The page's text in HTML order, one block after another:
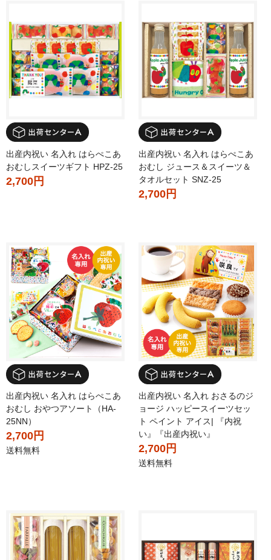
出産内祝い 名入れ はらぺこあ
おむしスイーツギフト HPZ-25
2,700円
出産内祝い 名入れ はらぺこあ
おむし ジュース＆スイーツ＆
タオルセット SNZ-25
2,700円
出産内祝い 名入れ はらぺこあ
おむし おやつアソート（HA-
25NN）
2,700円
送料無料
出産内祝い 名入れ おさるのジ
ョージ ハッピースイーツセッ
ト ペイント アイス| 『内祝
い』『出産内祝い』
2,700円
送料無料